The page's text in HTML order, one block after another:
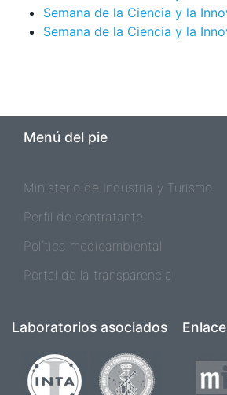
Semana de la Ciencia y la
Semana de la Ciencia y la
Menú del pie
Ministerio de Industria y Turismo
Perfil de contratante
Política medioambiental
Portal de la transparencia
Laboratorios asociados
Imagen Imagen Imagen